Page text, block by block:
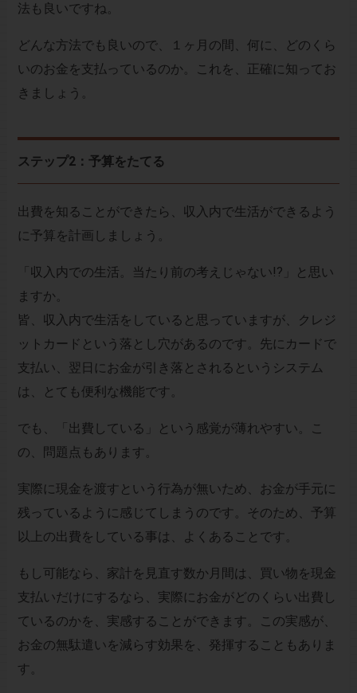
法も良いですね。
どんな方法でも良いので、１ヶ月の間、何に、どのくら
いのお金を支払っているのか。これを、正確に知ってお
きましょう。
ステップ2：予算をたてる
出費を知ることができたら、収入内で生活ができるよう
に予算を計画しましょう。
「収入内での生活。当たり前の考えじゃない!?」と思い
ますか。
皆、収入内で生活をしていると思っていますが、クレジ
ットカードという落とし穴があるのです。先にカードで
支払い、翌日にお金が引き落とされるというシステム
は、とても便利な機能です。
でも、「出費している」という感覚が薄れやすい。こ
の、問題点もあります。
実際に現金を渡すという行為が無いため、お金が手元に
残っているように感じてしまうのです。そのため、予算
以上の出費をしている事は、よくあることです。
もし可能なら、家計を見直す数か月間は、買い物を現金
支払いだけにするなら、実際にお金がどのくらい出費し
ているのかを、実感することができます。この実感が、
お金の無駄遣いを減らす効果を、発揮することもありま
す。